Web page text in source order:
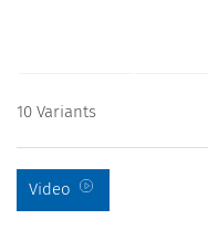
10 Variants
Video